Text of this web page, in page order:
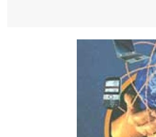
في الطب أربعة مؤلفات هي:
ورسالته في جروح الرأس.
من الدين والفلسفة.
حيواني يتكون في البحر ويتركب